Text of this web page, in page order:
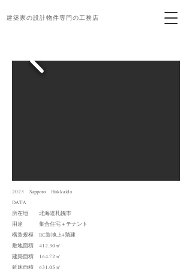
建築家の設計物件専門の工務店
2023 Sapporo Hokkaido
DATA
所在地 北海道札幌市
用途 集合住宅＋テナント
構造規模 RC造地上4階建
敷地面積 412.30㎡
建築面積 164.72㎡